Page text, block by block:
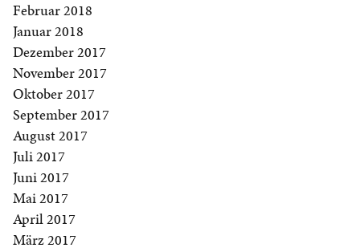
Februar 2018
Januar 2018
Dezember 2017
November 2017
Oktober 2017
September 2017
August 2017
Juli 2017
Juni 2017
Mai 2017
April 2017
März 2017